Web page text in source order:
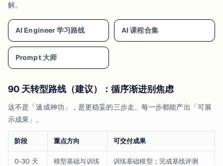
解。
AI Engineer 学习路线 AI 课程合集
Prompt 大师
90 天转型路线（建议）：循序渐进别焦虑
这不是「速成神功」，是更稳妥的三步走。每一步都能产出「可展
示成果」。
阶段 重点方向 可交付成果
0-30 天 模型基础与训练 训练基础模型；完成基线评测